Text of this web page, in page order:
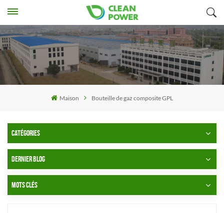
Maison Bouteille de gaz composite GPL
CATÉGORIES
DERNIER BLOG
MOTS CLÉS